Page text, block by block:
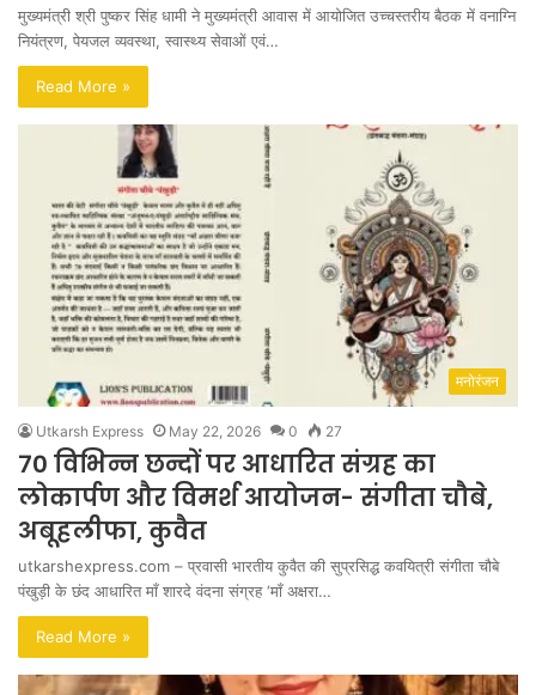
मुख्यमंत्री श्री पुष्कर सिंह धामी ने मुख्यमंत्री आवास में आयोजित उच्चस्तरीय बैठक में वनाग्नि
नियंत्रण, पेयजल व्यवस्था, स्वास्थ्य सेवाओं एवं…
Read More »
मनोरंजन
Utkarsh Express May 22, 2026 0 27
70 विभिन्न छन्दों पर आधारित संग्रह का
लोकार्पण और विमर्श आयोजन- संगीता चौबे,
अबूहलीफा, कुवैत
utkarshexpress.com – प्रवासी भारतीय कुवैत की सुप्रसिद्ध कवयित्री संगीता चौबे
पंखुड़ी के छंद आधारित माँ शारदे वंदना संग्रह ‘माँ अक्षरा…
Read More »